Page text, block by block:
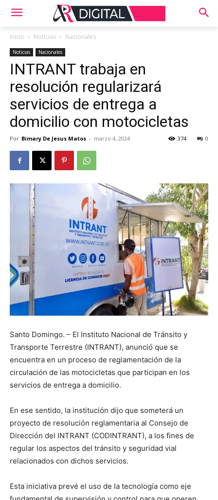
Inicio Noticias Nacionales
Noticias Nacionales
INTRANT trabaja en
resolución regularizará
servicios de entrega a
domicilio con motocicletas
Por Bimary De Jesus Matos - marzo 4, 2024 0
374
Santo Domingo. – El Instituto Nacional de Tránsito y
Transporte Terrestre (INTRANT), anunció que se
encuentra en un proceso de reglamentación de la
circulación de las motocicletas que participan en los
servicios de entrega a domicilio.
En ese sentido, la institución dijo que someterá un
proyecto de resolución reglamentaria al Consejo de
Dirección del INTRANT (CODINTRANT), a los fines de
regular los aspectos del tránsito y seguridad vial
relacionados con dichos servicios.
Esta iniciativa prevé el uso de la tecnología como eje